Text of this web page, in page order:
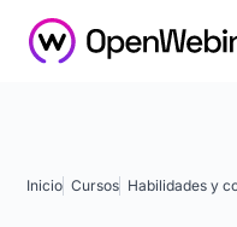
Inicio Cursos